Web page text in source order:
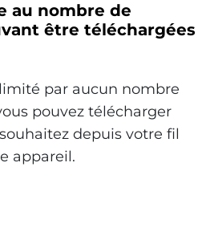
au nombre de
être téléchargées
par aucun nombre
pouvez télécharger
depuis votre fil
appareil.